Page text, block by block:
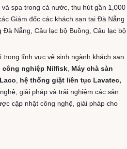
spa trong cả nước, thu hút gần 1,000
Giám đốc các khách sạn tại Đà Nẵng
Nẵng, Câu lạc bộ Buồng, Câu lạc bộ
lĩnh vực vệ sinh ngành khách sạn.
công nghiệp Nilfisk Máy chà sàn
hệ thống giặt liên tục Lavatec,
giải pháp và trải nghiệm các sản
cập nhật công nghệ, giải pháp cho